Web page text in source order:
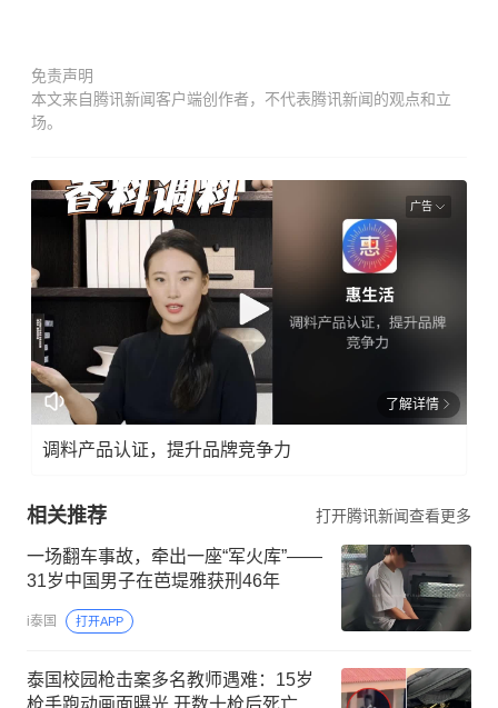
免责声明
本文来自腾讯新闻客户端创作者，不代表腾讯新闻的观点和立
场。
广告
了解详情
调料产品认证，提升品牌竞争力
相关推荐 打开腾讯新闻查看更多
一场翻车事故，牵出一座“军火库”——
31岁中国男子在芭堤雅获刑46年
i泰国 打开APP
泰国校园枪击案多名教师遇难：15岁
枪手跑动画面曝光 开数十枪后死亡